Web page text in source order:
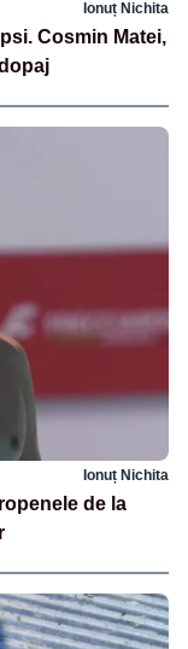
Ionuț Nichita
Cosmin Matei,
Ionuț Nichita
de la